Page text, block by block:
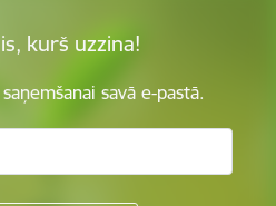
kurš uzzina!
savā e-pastā.